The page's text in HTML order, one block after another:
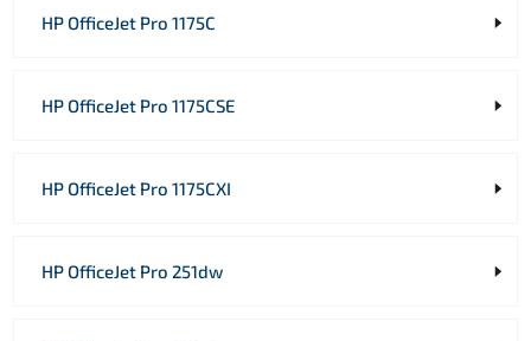
HP OfficeJet Pro 1175C
HP OfficeJet Pro 1175CSE
HP OfficeJet Pro 1175CXI
HP OfficeJet Pro 251dw